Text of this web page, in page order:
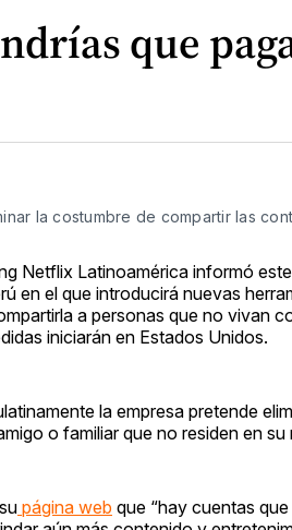
que
la costumbre de compartir las
Netflix Latinoamérica informó
en el que introducirá nuevas
a personas que no vivan
iniciarán en Estados Unidos.
la empresa pretende
o familiar que no residen en
página web que “hay cuentas